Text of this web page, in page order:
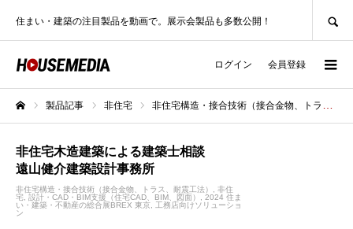
住まい・建築の注目製品を動画で。展示会製品も多数公開！
ログイン 会員登録
製品記事 非住宅 非住宅構造・接合技術（接合金物、トラス、耐震工法）
非住宅木造建築による建築士相談
遠山健介建築設計事務所
非住宅構造・接合技術（接合金物、トラス、耐震工法）
非住
宅
設計・CAD・BIM支援（住宅CAD、BIM、図面）
2024 住ま
い・建築・不動産の総合展BREX 東京
工務店向けソリューショ
ン